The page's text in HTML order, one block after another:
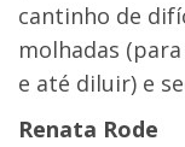
cantinho de
molhadas
e até diluir) e
Renata Rode